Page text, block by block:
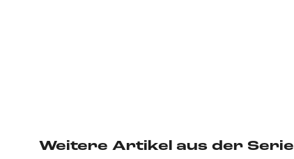
Weitere Artikel aus der Serie